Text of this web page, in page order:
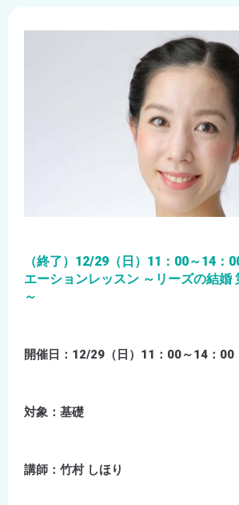
（終了）12/29（日）11：00～14
エーションレッスン ～リーズの結婚
～
開催日：12/29（日）11：00～14：00
対象：基礎
講師：竹村 しほり